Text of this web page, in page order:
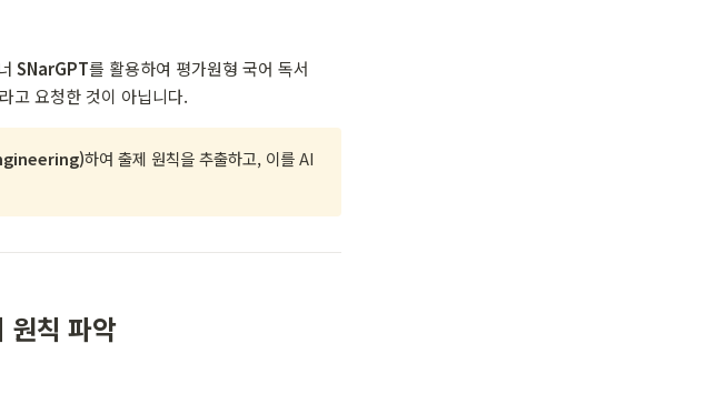
SNarGPT를 활용하여 평가원형 국어 독서
고 요청한 것이 아닙니다.
하여 출제 원칙을 추출하고, 이를 AI
칙 파악